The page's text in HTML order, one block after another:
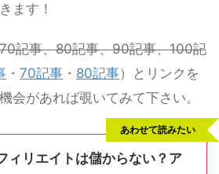
ます！
70記事、80記事、90記事、100記
・ 70記事 ・ 80記事）とリンクを
会があれば覗いてみて下さい。
ィリエイトは儲からない？ア
あわせて読みたい